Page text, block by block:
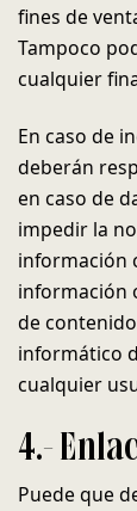
fines de
Tampoco
cualquier
En caso de
deberán
en caso de
impedir la
información
información
de
informático
cualquier
4.-
Puede que